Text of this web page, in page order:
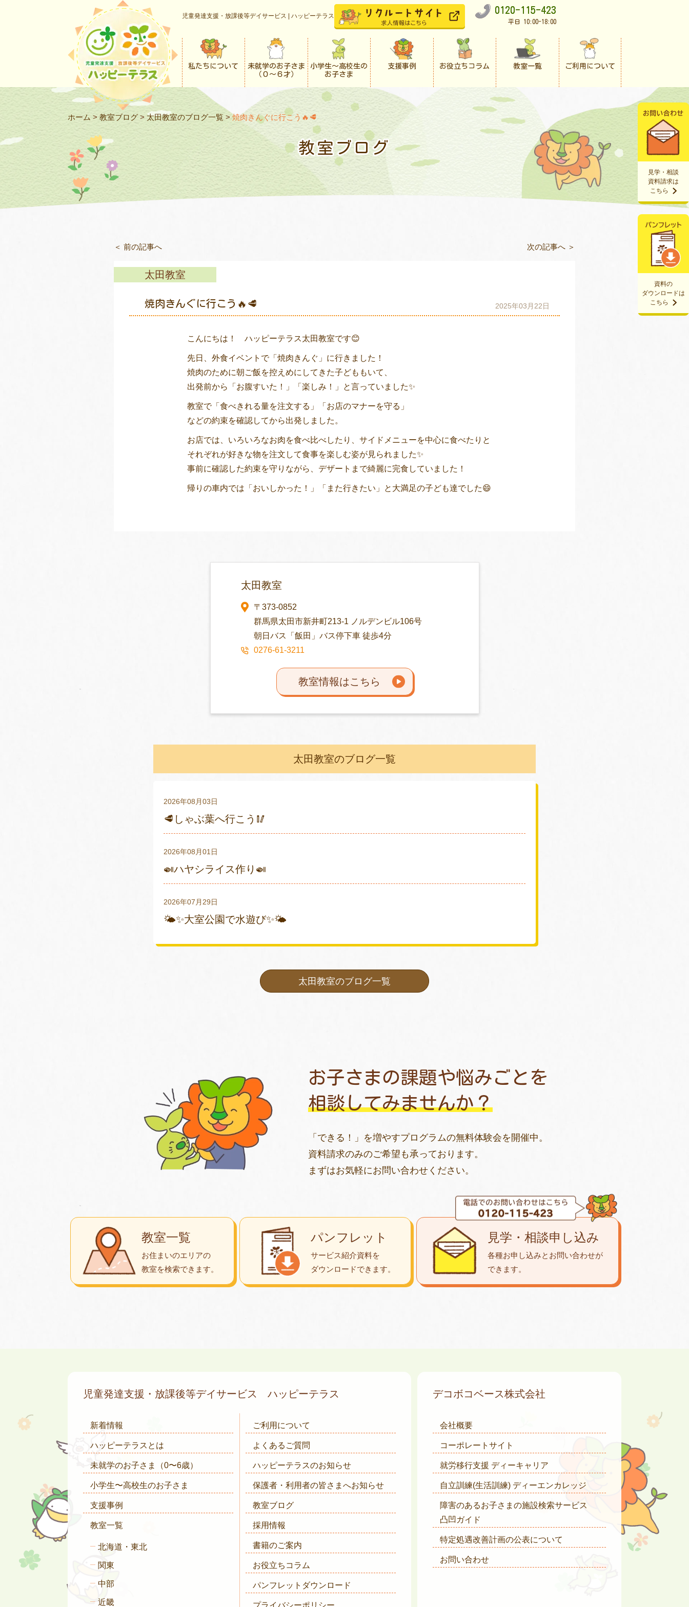
児童発達支援・放課後等デイサービス | ハッピーテラス
0120-115-423
平日 10:00-18:00
私たちについて
未就学のお子さま
（０〜６才）
小学生〜高校生の
お子さま
支援事例 お役立ちコラム 教室一覧 ご利用について
資料の
ダウンロードは
こちら
見学・相談
資料請求は
こちら
ホーム > 教室ブログ > 太田教室のブログ一覧 > 焼肉きんぐに行こう🔥🥩
教室ブログ
＜ 前の記事へ 次の記事へ ＞
太田教室
焼肉きんぐに行こう🔥🥩 2025年03月22日
こんにちは！ ハッピーテラス太田教室です😊
先日、外食イベントで「焼肉きんぐ」に行きました！
焼肉のために朝ご飯を控えめにしてきた子どももいて、
出発前から「お腹すいた！」「楽しみ！」と言っていました✨
教室で「食べきれる量を注文する」「お店のマナーを守る」
などの約束を確認してから出発しました。
お店では、いろいろなお肉を食べ比べしたり、サイドメニューを中心に食べたりと
それぞれが好きな物を注文して食事を楽しむ姿が見られました✨
事前に確認した約束を守りながら、デザートまで綺麗に完食していました！
帰りの車内では「おいしかった！」「また行きたい」と大満足の子ども達でした😄
太田教室
〒373-0852
群馬県太田市新井町213-1 ノルデンビル106号
朝日バス「飯田」バス停下車 徒歩4分
0276-61-3211
教室情報はこちら
太田教室のブログ一覧
2026年08月03日
🥩しゃぶ葉へ行こう🥢
2026年08月01日
🍛ハヤシライス作り🍛
2026年07月29日
🌤✨大室公園で水遊び✨🌤
太田教室のブログ一覧
お子さまの課題や悩みごとを
相談してみませんか？
「できる！」を増やすプログラムの無料体験会を開催中。
資料請求のみのご希望も承っております。
まずはお気軽にお問い合わせください。
教室一覧
お住まいのエリアの
教室を検索できます。
パンフレット
サービス紹介資料を
ダウンロードできます。
見学・相談申し込み
各種お申し込みとお問い合わせが
できます。
児童発達支援・放課後等デイサービス ハッピーテラス
新着情報
ハッピーテラスとは
未就学のお子さま （0〜6歳）
小学生〜高校生のお子さま
支援事例
教室一覧
北海道・東北
関東
中部
近畿
ご利用について
よくあるご質問
ハッピーテラスのお知らせ
保護者・利用者の皆さまへお知らせ
教室ブログ
採用情報
書籍のご案内
お役立ちコラム
パンフレットダウンロード
プライバシーポリシー
デコボコベース株式会社
会社概要
コーポレートサイト
就労移行支援 ディーキャリア
自立訓練(生活訓練) ディーエンカレッジ
障害のあるお子さまの施設検索サービス
凸凹ガイド
特定処遇改善計画の公表について
お問い合わせ